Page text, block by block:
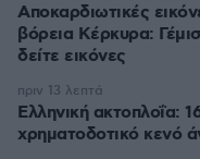
Αποκαρδιωτικές
βόρεια Κέρκυρα:
δείτε εικόνες
Ελληνική ακτοπλοΐα:
χρηματοδοτικό κενό
πριν 13 λεπτά